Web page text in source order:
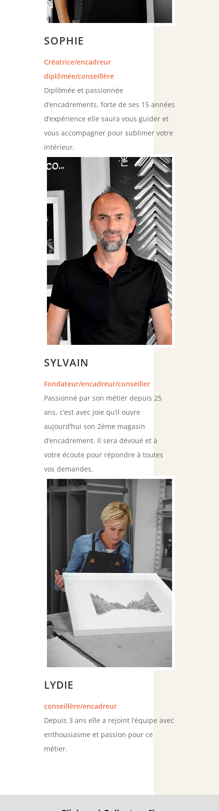
SOPHIE
Créatrice/encadreur
diplômée/conseillère
Diplômée et passionnée
d’encadrements, forte de ses 15 années
d’expérience elle saura vous guider et
vous accompagner pour sublimer votre
intérieur.
SYLVAIN
Fondateur/encadreur/conseiller
Passionné par son métier depuis 25
ans, c’est avec joie qu’il ouvre
aujourd’hui son 2ème magasin
d’encadrement. Il sera dévoué et à
votre écoute pour répondre à toutes
vos demandes.
LYDIE
conseillère/encadreur
Depuis 3 ans elle a rejoint l’équipe avec
enthousiasme et passion pour ce
métier.